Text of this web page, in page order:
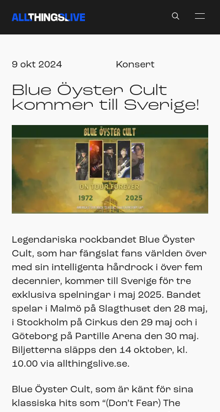
9 okt 2024 Konsert
Blue Öyster Cult
kommer till Sverige!
Legendariska rockbandet Blue Öyster
Cult, som har fängslat fans världen över
med sin intelligenta hårdrock i över fem
decennier, kommer till Sverige för tre
exklusiva spelningar i maj 2025. Bandet
spelar i Malmö på Slagthuset den 28 maj,
i Stockholm på Cirkus den 29 maj och i
Göteborg på Partille Arena den 30 maj.
Biljetterna släpps den 14 oktober, kl.
10.00 via allthingslive.se.
Blue Öyster Cult, som är känt för sina
klassiska hits som “(Don’t Fear) The